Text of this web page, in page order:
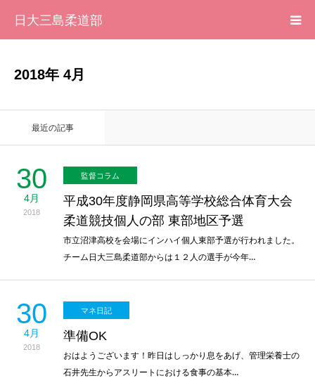
日大三島柔道部
2018年 4月
最近の記事
30
4月
2018
監督コラム
平成30年度静岡県高等学校総合体育大会
柔道競技個人の部 東部地区予選
市立沼津高校を会場にインハイ個人東部予選が行われました。
チーム日大三島柔道部からは１２人の選手が今年…
30
4月
2018
マネ日記
準備OK
おはようございます！昨日はしっかり息をあげ、管理栄養士の
石井先生からアスリートにおける食事の基本…
大会記録
写真集
応援メッセージ一覧